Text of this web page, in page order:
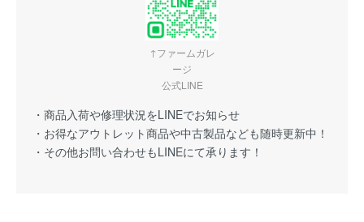
↑ファームガレ
ージ
公式LINE
・商品入荷や修理状況をLINEでお知らせ
・お得なアウトレット商品や中古製品なども随時更新中！
・その他お問い合わせもLINEにて承ります！